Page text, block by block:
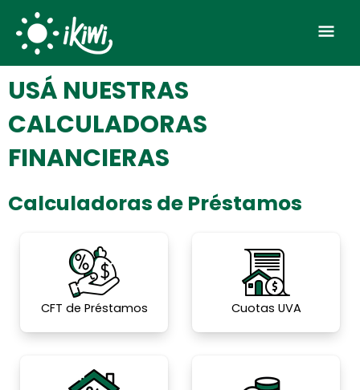
content
USÁ NUESTRAS
CALCULADORAS
FINANCIERAS
Calculadoras de Préstamos
CFT de Préstamos Cuotas UVA